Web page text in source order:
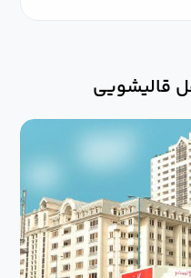
قالیشویی